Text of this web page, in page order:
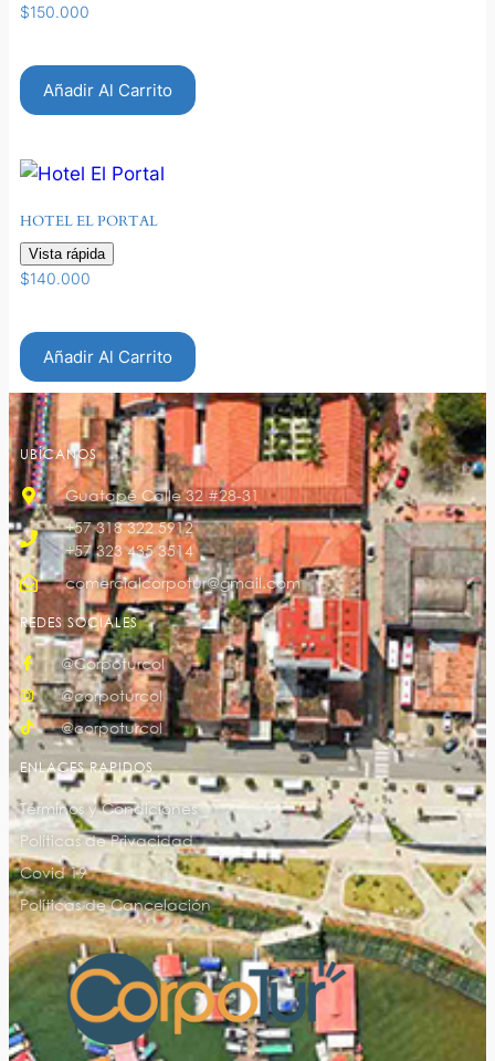
$150.000
Añadir Al Carrito
HOTEL EL PORTAL
Vista rápida
$140.000
Añadir Al Carrito
UBÍCANOS
Guatapé Calle 32 #28-31
+57 318 322 5912
+57 323 435 3514
comercialcorpotur@gmail.com
REDES SOCIALES
@Corpoturcol
@corpoturcol
@corpoturcol
ENLACES RAPIDOS
Términos y Condiciones
Políticas de Privacidad
Covid 19
Políticas de Cancelación